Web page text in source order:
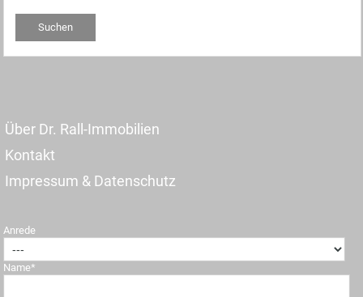
Über Dr. Rall-Immobilien
Kontakt
Impressum & Datenschutz
Anrede
Name*